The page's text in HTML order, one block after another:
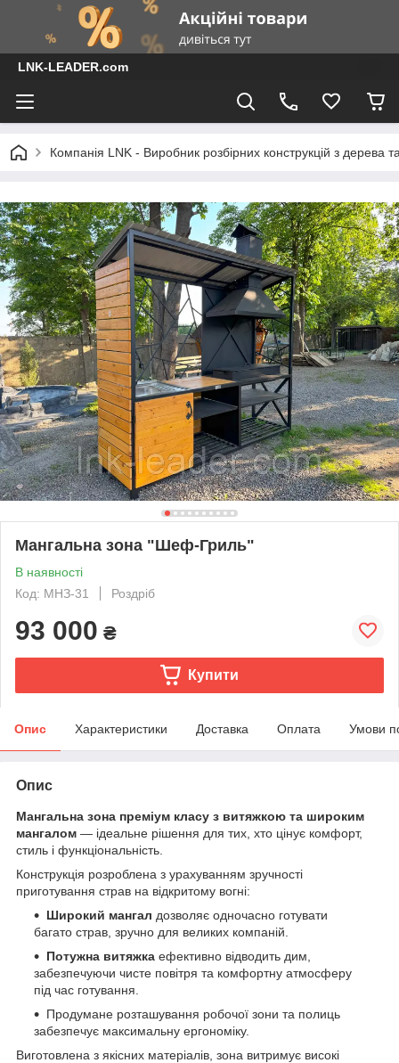
LNK-LEADER.com
Компанія LNK - Виробник розбірних конструкцій з дерева
Мангальна зона "Шеф-Гриль"
В наявності
Код: МНЗ-31
Роздріб
93 000 ₴
Купити
Опис Характеристики Доставка Оплата Умови
Опис
Мангальна зона преміум класу з витяжкою та широким
мангалом — ідеальне рішення для тих, хто цінує комфорт,
стиль і функціональність.
Конструкція розроблена з урахуванням зручності
приготування страв на відкритому вогні:
Широкий мангал дозволяє одночасно готувати
багато страв, зручно для великих компаній.
Потужна витяжка ефективно відводить дим,
забезпечуючи чисте повітря та комфортну атмосферу
під час готування.
Продумане розташування робочої зони та полиць
забезпечує максимальну ергономіку.
Виготовлена з якісних матеріалів, зона витримує високі